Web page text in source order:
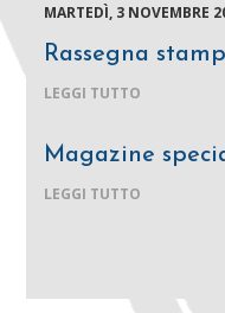
MARTEDÌ, 3 NOVEMBRE
Rassegna
LEGGI TUTTO
Magazine
LEGGI TUTTO